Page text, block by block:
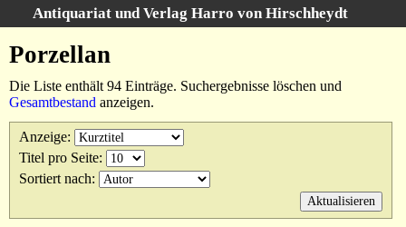
Antiquariat und Verlag Harro von Hirschheydt
Unsere Bücher
Suche
Gebiete
Suchergebnisse
Warenkorb
Porzellan
Die Liste enthält 94 Einträge. Suchergebnisse löschen und
Gesamtbestand anzeigen.
Anzeige:
Titel pro Seite:
Sortiert nach: